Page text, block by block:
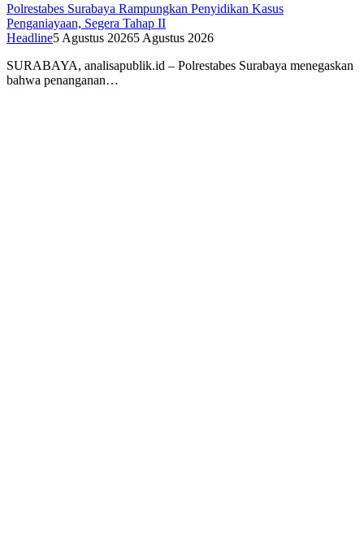
Polrestabes Surabaya Rampungkan Penyidikan Kasus
Penganiayaan, Segera Tahap II
Headline5 Agustus 20265 Agustus 2026
SURABAYA, analisapublik.id – Polrestabes Surabaya menegaskan
bahwa penanganan…